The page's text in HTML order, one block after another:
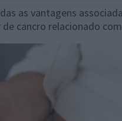
as vantagens
cancro relacionado